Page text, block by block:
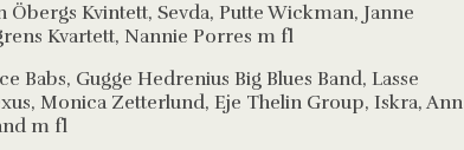
Kvintett, Sevda, Putte Wickman, Janne
Kvartett, Nannie Porres m fl
Babs, Gugge Hedrenius Big Blues Band, Lasse
Monica Zetterlund, Eje Thelin Group, Iskra, Ann
m fl